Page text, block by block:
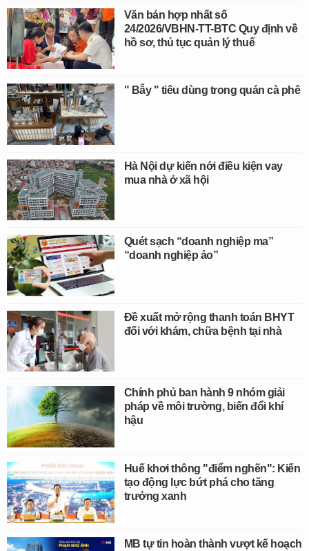
Văn bản hợp nhất số
24/2026/VBHN-TT-BTC Quy định về
hồ sơ, thủ tục quản lý thuế
" Bẫy " tiêu dùng trong quán cà phê
Hà Nội dự kiến nới điều kiện vay
mua nhà ở xã hội
Quét sạch “doanh nghiệp ma”
“doanh nghiệp ảo”
Đề xuất mở rộng thanh toán BHYT
đối với khám, chữa bệnh tại nhà
Chính phủ ban hành 9 nhóm giải
pháp về môi trường, biến đổi khí
hậu
Huế khơi thông "điểm nghẽn": Kiến
tạo động lực bứt phá cho tăng
trưởng xanh
MB tự tin hoàn thành vượt kế hoạch